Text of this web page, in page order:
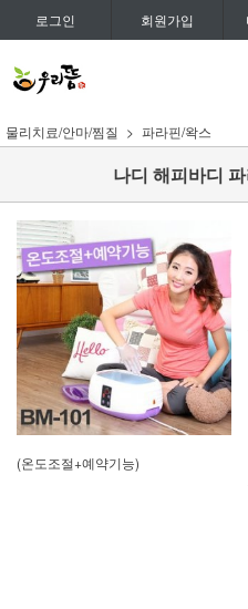
로그인 회원가입
물리치료/안마/찜질 파라핀/왁스
나디 해피바디
(온도조절+예약기능)